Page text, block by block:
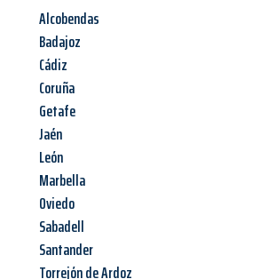
Alcobendas
Badajoz
Cádiz
Coruña
Getafe
Jaén
León
Marbella
Oviedo
Sabadell
Santander
Torrejón de Ardoz